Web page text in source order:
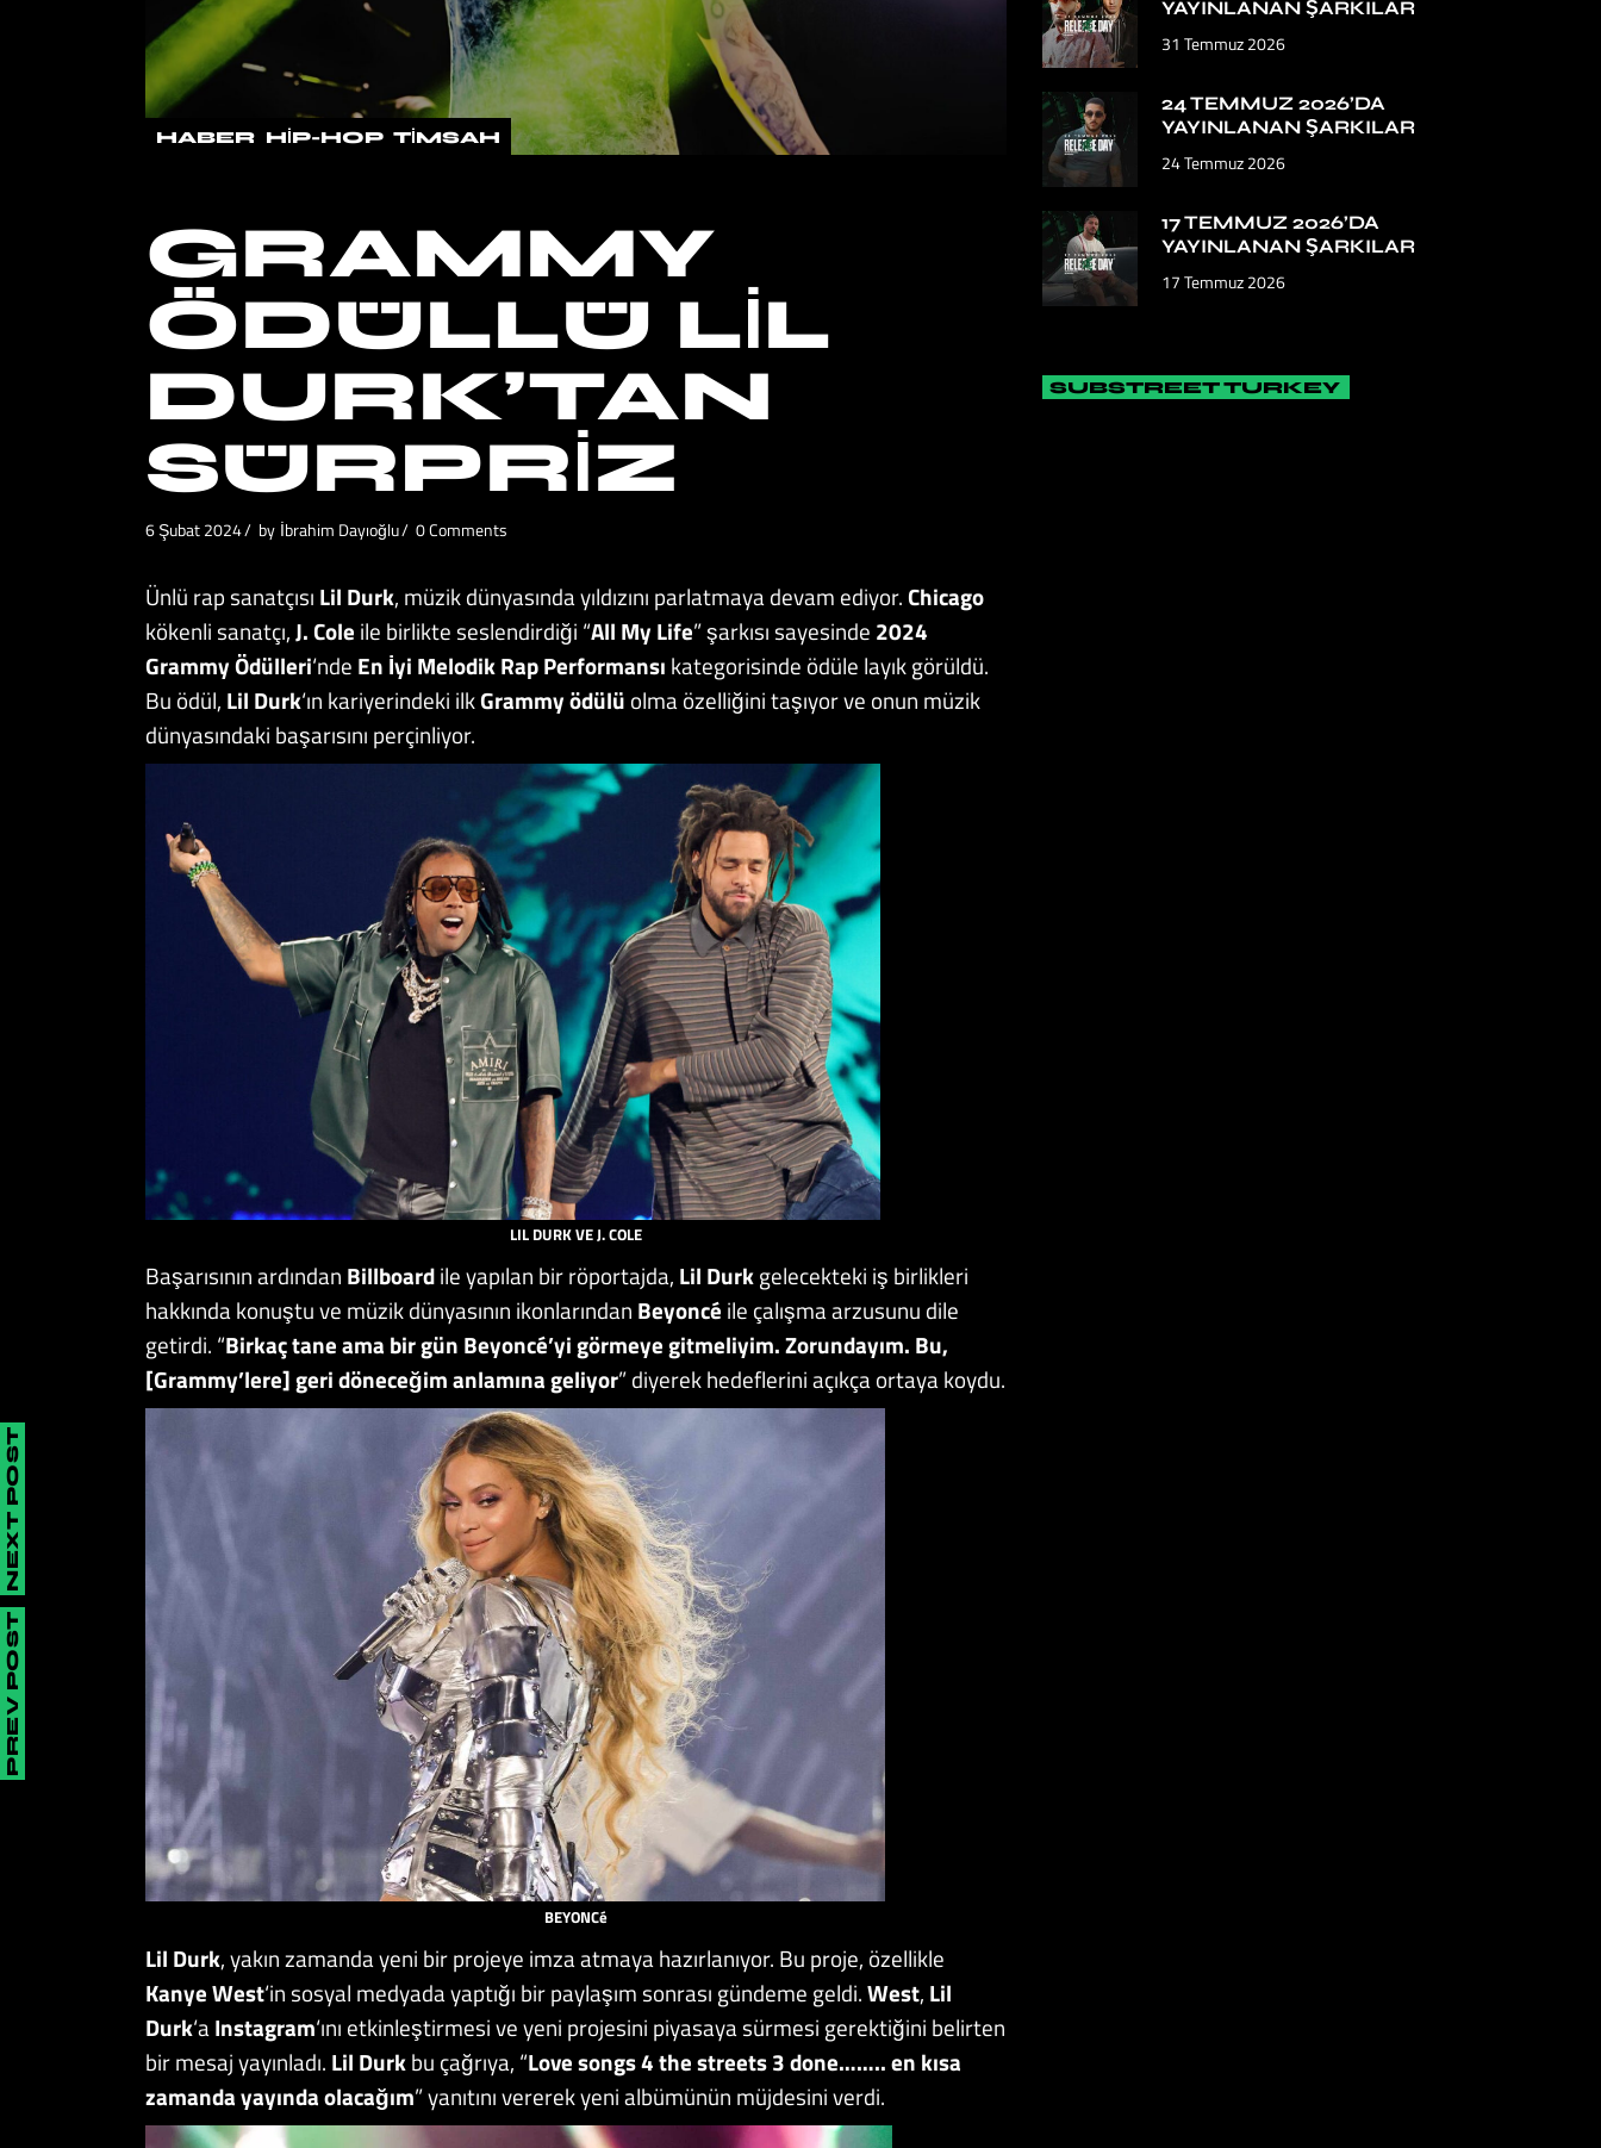
HABER HIP-HOP TIMSAH
GRAMMY
ÖDÜLLÜ LIL
DURK’TAN
SÜRPRIZ
6 Şubat 2024 by İbrahim Dayıoğlu 0 Comments
Ünlü rap sanatçısı Lil Durk, müzik dünyasında yıldızını parlatmaya devam ediyor.Chicago
kökenli sanatçı,J. Cole ile birlikte seslendirdiği “All My Life” şarkısı sayesinde 2024
Grammy Ödülleri‘nde En İyi Melodik RapPerformansı kategorisinde ödüle layık görüldü.
Bu ödül, Lil Durk‘ın kariyerindeki ilkGrammy ödülü olma özelliğini taşıyor ve onun müzik
dünyasındaki başarısını perçinliyor.
LIL DURK VE J. COLE
Başarısının ardından Billboardile yapılan bir röportajda, Lil Durkgelecekteki iş birlikleri
hakkında konuştu ve müzik dünyasının ikonlarından Beyoncé ile çalışma arzusunu dile
getirdi. “Birkaç tane ama bir gün Beyoncé’yi görmeye gitmeliyim. Zorundayım. Bu,
[Grammy’lere] geri döneceğim anlamına geliyor” diyerek hedeflerini açıkça ortaya koydu.
BEYONCé
Lil Durk, yakın zamanda yeni bir projeye imza atmaya hazırlanıyor. Bu proje, özellikle
Kanye West‘in sosyal medyada yaptığı bir paylaşım sonrası gündeme geldi.West, Lil
Durk‘aInstagram‘ını etkinleştirmesi ve yeni projesini piyasaya sürmesi gerektiğini belirten
bir mesaj yayınladı. Lil Durkbu çağrıya, “Love songs 4 the streets 3 done…….. en kısa
zamanda yayında olacağım” yanıtını vererek yeni albümünün müjdesini verdi.
PREV POST
NEXT POST
YAYINLANAN ŞARKILAR
31 Temmuz 2026
24 TEMMUZ 2026’DA
YAYINLANAN ŞARKILAR
24 Temmuz 2026
17 TEMMUZ 2026’DA
YAYINLANAN ŞARKILAR
17 Temmuz 2026
SUBSTREET TURKEY